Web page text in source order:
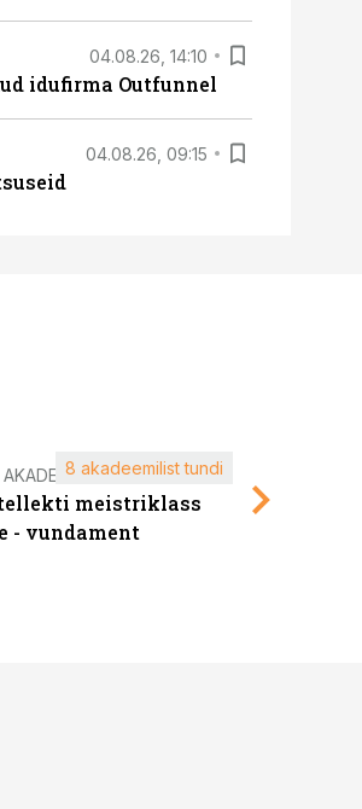
04.08.26, 14:10
idufirma Outfunnel
04.08.26, 09:15
meistriklass
- vundament
8 akadeemilist tundi